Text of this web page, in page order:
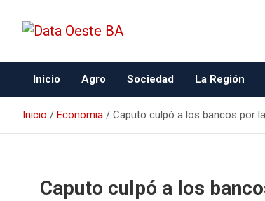
Data Oeste BA
Inicio Agro Sociedad La Región
Inicio Economia Caputo culpó a los bancos por
Caputo culpó a los